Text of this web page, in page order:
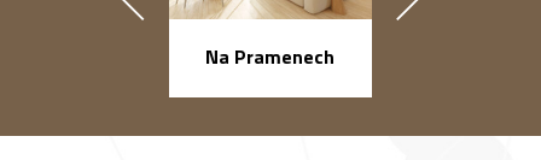
Na Pramenech